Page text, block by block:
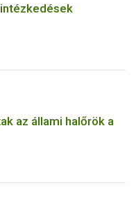
az állami halőrök a